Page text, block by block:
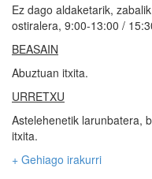
Ez dago aldaketarik,
ostiralera, 9:00-13:00 /
BEASAIN
Abuztuan itxita.
URRETXU
Astelehenetik larunbatera,
itxita.
+ Gehiago irakurri